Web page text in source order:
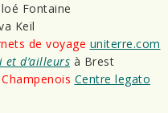
Fontaine
Keil
de voyage uniterre.com
et d’ailleurs à Brest
Centre legato